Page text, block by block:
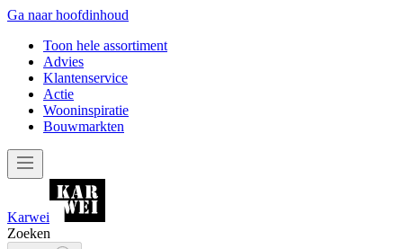
Ga naar hoofdinhoud
Toon hele assortiment
Advies
Klantenservice
Actie
Wooninspiratie
Bouwmarkten
Karwei
Zoeken